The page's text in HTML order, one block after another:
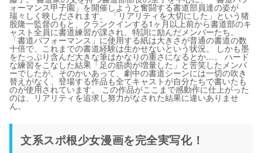
ォーマンス甲子園」を開催しようと奮闘する書道部員達の姿が
瑞々しく映しだされます。 「リアリティを大切にした」という猪
股隆一監督のもと、クランクインする1ヶ月以上前から書道部のキ
ャスト全員に書道練習が課され、特訓に励んだメンバーたち。
「書道パフォーマンス」に使用する紙は大きさが普通の書道の数
十倍で、これまでの書道経験は生かせないという状況。 しかも墨
をたっぷり含んだ大きな筆はかなりの重さになるとか…。 ハード
な練習をこなした結果「足の筋肉が増量した」と苦笑したメンバ
ーでしたが、そのかいあって、劇中の書道シーンには一切の吹き
替えがなく、登場する作品も全てキャストが自分たちで書いたも
のが使用されています。 この作品がここまで感動作に仕上がった
のは、リアリティを追求し努力がなされた結果に違いありませ
ん。
文系スポ根少女漫画を完全実写化！